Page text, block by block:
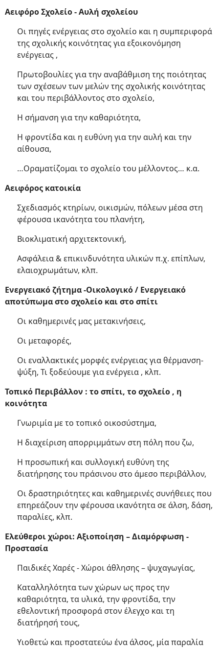
Αειφόρο Σχολείο - Αυλή σχολείου
Οι πηγές ενέργειας στο σχολείο και η συμπεριφορά
της σχολικής κοινότητας για εξοικονόμηση
ενέργειας ,
Πρωτοβουλίες για την αναβάθμιση της ποιότητας
των σχέσεων των μελών της σχολικής κοινότητας
και του περιβάλλοντος στο σχολείο,
Η σήμανση για την καθαριότητα,
Η φροντίδα και η ευθύνη για την αυλή και την
αίθουσα,
…Οραματίζομαι το σχολείο του μέλλοντος… κ.α.
Αειφόρος κατοικία
Σχεδιασμός κτηρίων, οικισμών, πόλεων μέσα στη
φέρουσα ικανότητα του πλανήτη,
Βιοκλιματική αρχιτεκτονική,
Ασφάλεια & επικινδυνότητα υλικών π.χ. επίπλων,
ελαιοχρωμάτων, κλπ.
Ενεργειακό ζήτημα -Οικολογικό / Ενεργειακό
αποτύπωμα στο σχολείο και στο σπίτι
Οι καθημερινές μας μετακινήσεις,
Οι μεταφορές,
Οι εναλλακτικές μορφές ενέργειας για θέρμανση-
ψύξη, Τι ξοδεύουμε για ενέργεια , κλπ.
Τοπικό Περιβάλλον : το σπίτι, το σχολείο , η
κοινότητα
Γνωριμία με το τοπικό οικοσύστημα,
Η διαχείριση απορριμμάτων στη πόλη που ζω,
Η προσωπική και συλλογική ευθύνη της
διατήρησης του πράσινου στο άμεσο περιβάλλον,
Οι δραστηριότητες και καθημερινές συνήθειες που
επηρεάζουν την φέρουσα ικανότητα σε άλση, δάση,
παραλίες, κλπ.
Ελεύθεροι χώροι: Αξιοποίηση – Διαμόρφωση -
Προστασία
Παιδικές Χαρές - Χώροι άθλησης – ψυχαγωγίας,
Καταλληλότητα των χώρων ως προς την
καθαριότητα, τα υλικά, την φροντίδα, την
εθελοντική προσφορά στον έλεγχο και τη
διατήρησή τους,
Υιοθετώ και προστατεύω ένα άλσος, μία παραλία